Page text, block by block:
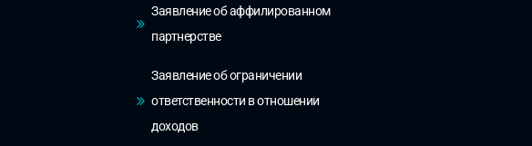
Заявление об аффилированном
партнерстве
Заявление об ограничении
ответственности в отношении
доходов